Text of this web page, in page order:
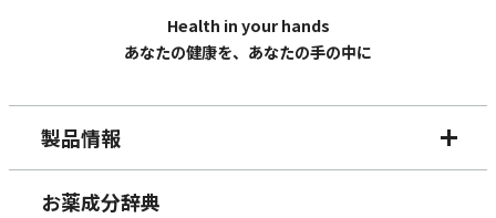
Health in your hands
あなたの健康を、あなたの手の中に
製品情報
お薬成分辞典